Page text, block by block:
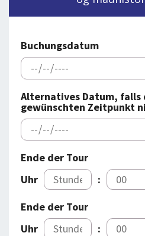
VORTRAG
ÜBER UNS
Buchungsdatum
Alternatives Datum, falls
gewünschten Zeitpunkt
Ende der Tour
Uhr
:
Ende der Tour
Uhr
: